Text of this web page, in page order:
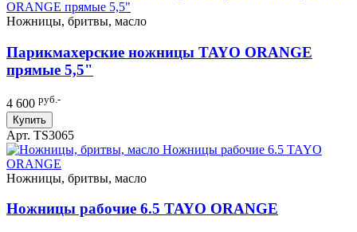
Ножницы, бритвы, масло
Парикмахерские ножницы TAYO ORANGE
прямые 5,5"
4 600 руб.-
Купить
Арт. TS3065
Ножницы, бритвы, масло
Ножницы рабочие 6.5 TAYO ORANGE